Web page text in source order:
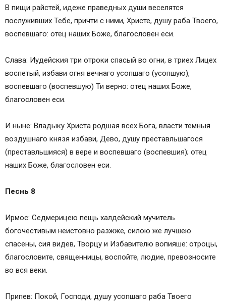
В пищи райстей, идеже праведных души веселятся
послуживших Тебе, причти с ними, Христе, душу раба Твоего,
воспевшаго: отец наших Боже, благословен еси.
Слава: Иудейския три отроки спасый во огни, в триех Лицех
воспетый, избави огня вечнаго усопшаго (усопшую),
воспевшаго (воспевшую) Ти верно: отец наших Боже,
благословен еси.
И ныне: Владыку Христа родшая всех Бога, власти темныя
воздушнаго князя избави, Дево, душу преставльшагося
(преставльшияся) в вере и воспевшаго (воспевшия); отец
наших Боже, благословен еси.
Песнь 8
Ирмос: Седмерицею пещь халдейский мучитель
богочестивым неистовно разжже, силою же лучшею
спасены, сия видев, Творцу и Избавителю вопияше: отроцы,
благословите, священницы, воспойте, людие, превозносите
во вся веки.
Припев: Покой, Господи, душу усопшаго раба Твоего